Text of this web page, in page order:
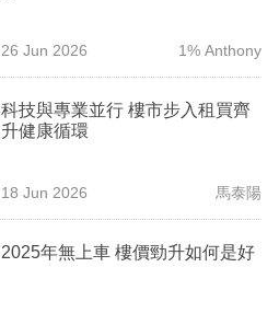
26 Jun 2026 1% Anthony
科技與專業並行 樓市步入租買齊
升健康循環
18 Jun 2026 馬泰陽
2025年無上車 樓價勁升如何是好